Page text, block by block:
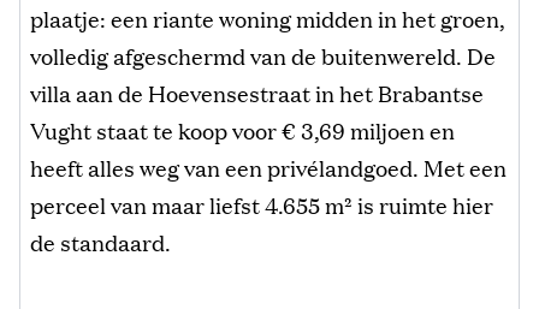
plaatje: een riante woning midden in het groen,
volledig afgeschermd van de buitenwereld. De
villa aan de Hoevensestraat in het Brabantse
Vught staat te koop voor € 3,69 miljoen en
heeft alles weg van een privélandgoed. Met een
perceel van maar liefst 4.655 m² is ruimte hier
de standaard.